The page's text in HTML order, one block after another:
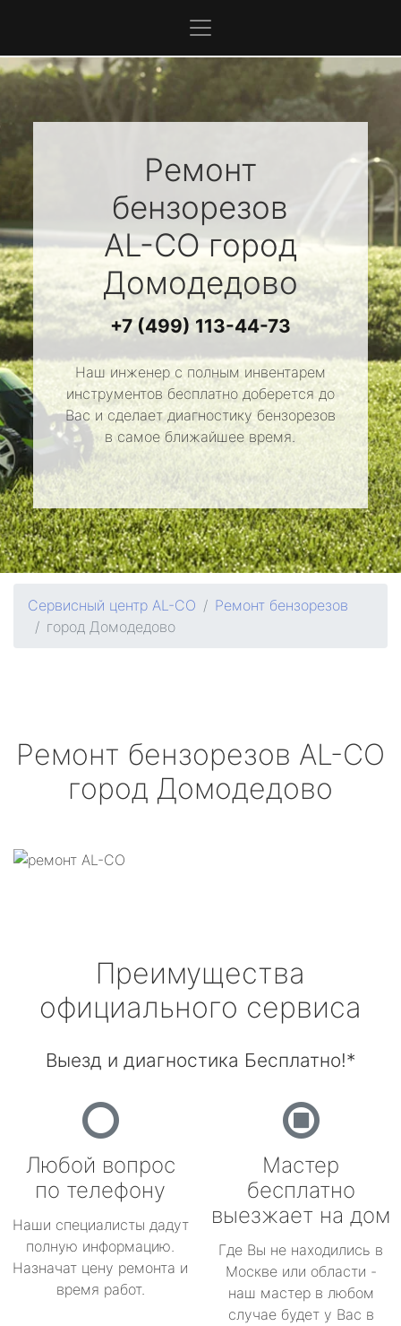
Ремонт
бензорезов
AL-COгород
Домодедово
+7 (499) 113-44-73
Наш инженер с полным инвентарем
инструментов бесплатно доберется до
Вас и сделает диагностику бензорезов
в самое ближайшее время.
Сервисный центр AL-CO
Ремонт бензорезов
город Домодедово
Ремонт бензорезов AL-CO
город Домодедово
Преимущества
официального сервиса
Выезд и диагностика Бесплатно!*
Любой вопрос
по телефону
Наши специалисты дадут
полную информацию.
Назначат цену ремонта и
время работ.
Мастер
бесплатно
выезжает на дом
Где Вы не находились в
Москве или области -
наш мастер в любом
случае будет у Вас в